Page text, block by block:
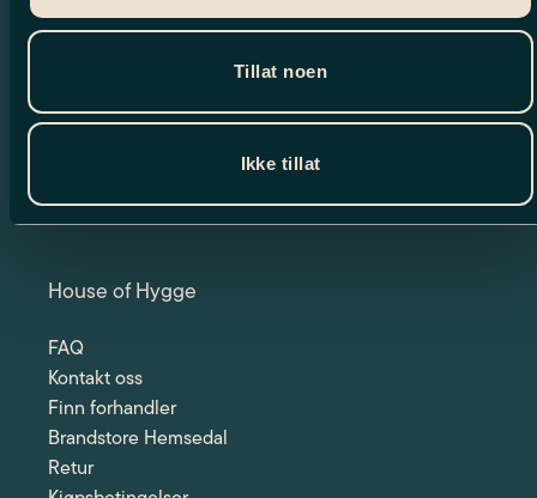
Tillat noen
Ikke tillat
Meld deg på vårt nyhetsbrev og motta
Jeg har lest og godtar betingelsene
Les hvordan vi behandler dine data
House of Hygge
FAQ
Kontakt oss
Finn forhandler
Brandstore Hemsedal
Retur